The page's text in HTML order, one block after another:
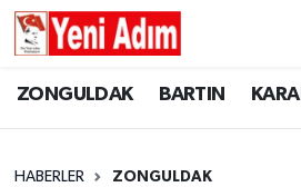
ZONGULDAK BARTIN
HABERLER ZONGULDAK
ZONGULDAK
ZONGULDAK
Zonguldak Hava Durumu